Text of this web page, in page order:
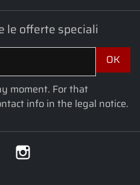
le offerte speciali
moment. For that
info in the legal notice.
YouTube